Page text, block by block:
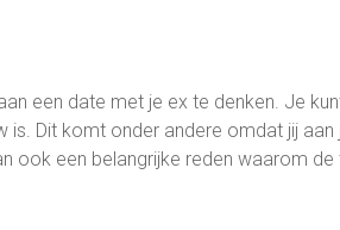
een date met je ex te denken. Je
Dit komt onder andere omdat jij
ook een belangrijke reden waarom